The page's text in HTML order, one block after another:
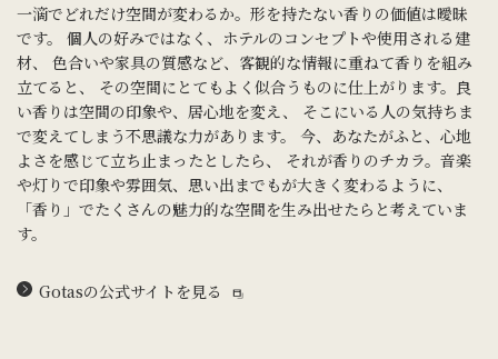
一滴でどれだけ空間が変わるか。形を持たない香りの価値は曖昧
です。 個人の好みではなく、ホテルのコンセプトや使用される建
材、 色合いや家具の質感など、客観的な情報に重ねて香りを組み
立てると、 その空間にとてもよく似合うものに仕上がります。良
い香りは空間の印象や、居心地を変え、 そこにいる人の気持ちま
で変えてしまう不思議な力があります。 今、あなたがふと、心地
よさを感じて立ち止まったとしたら、 それが香りのチカラ。音楽
や灯りで印象や雰囲気、思い出までもが大きく変わるように、
「香り」でたくさんの魅力的な空間を生み出せたらと考えていま
す。
Gotasの公式サイトを見る